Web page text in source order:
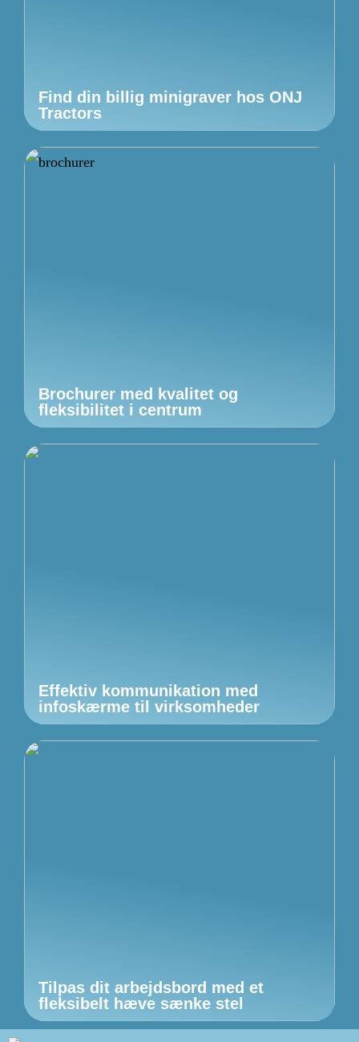
Find din billig minigraver hos ONJ
Tractors
Brochurer med kvalitet og
fleksibilitet i centrum
Effektiv kommunikation med
infoskærme til virksomheder
Tilpas dit arbejdsbord med et
fleksibelt hæve sænke stel